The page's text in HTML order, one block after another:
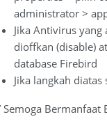
administrator >
Jika Antivirus
dioffkan (disable)
database Firebird
Jika langkah
Semoga Bermanfaat